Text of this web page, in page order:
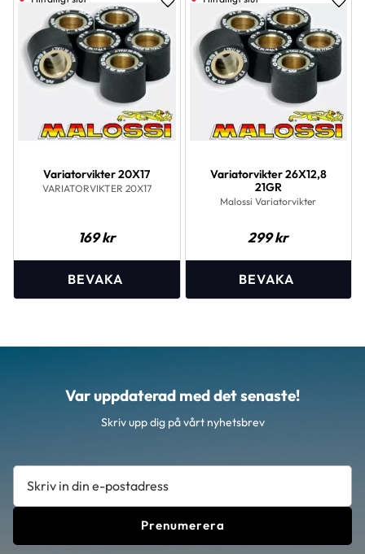
Variatorvikter 20X17
VARIATORVIKTER 20X17
169kr
Lägg till i favoriter
Variatorvikter 26X12,8
21GR
Malossi Variatorvikter
299kr
Var uppdaterad med det senaste!
Skriv upp dig på vårt nyhetsbrev
Prenumerera